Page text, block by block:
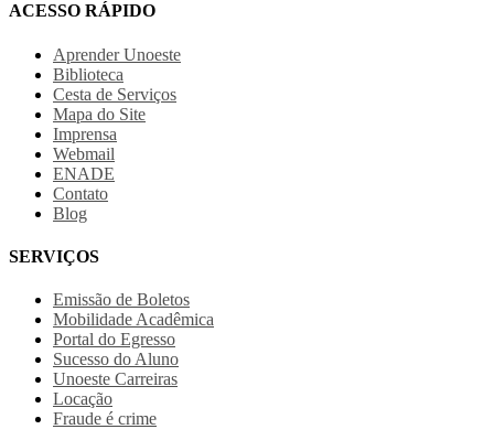
ACESSO RÁPIDO
Aprender Unoeste
Biblioteca
Cesta de Serviços
Mapa do Site
Imprensa
Webmail
ENADE
Contato
Blog
SERVIÇOS
Emissão de Boletos
Mobilidade Acadêmica
Portal do Egresso
Sucesso do Aluno
Unoeste Carreiras
Locação
Fraude é crime